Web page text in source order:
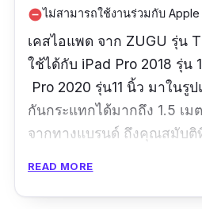
remove_circleไม่สามารถใช้งานร่วมกับ
เคสไอแพด จาก ZUGU รุ่น
ใช้ได้กับ iPad Pro 2018 รุ่น
Pro 2020 รุ่น11 นิ้ว มาในรู
กันกระแทกได้มากถึง 1.5 เม
จากทางแบรนด์ ถึงคุณสมับติ
ฝาปกหลังผลิตจากพลาสติก
READ MORE